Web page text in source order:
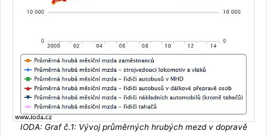
IODA: Graf č.1: Vývoj průměrných hrubých mezd v dopravě